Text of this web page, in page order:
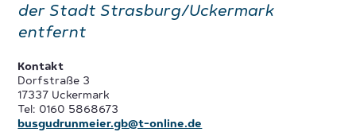
der Stadt Strasburg/Uckermark
entfernt
Kontakt
Dorfstraße 3
17337 Uckermark
Tel: 0160 5868673
busgudrunmeier.gb@t-online.de